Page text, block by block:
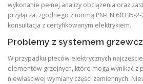
wykonanie pełnej analizy obciążenia oraz
przyłącza, zgodnego z normą PN‑EN
konsultacja z certyfikowanym elektrykiem.
Problemy z systemem
W przypadku pieców elektrycznych
elementów grzejnych, które mogą wynikać z
niewłaściwej wymiany części zamiennych.